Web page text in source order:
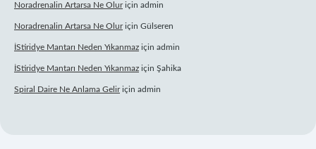
Noradrenalin Artarsa Ne Oluriçin admin
Noradrenalin Artarsa Ne Oluriçin Gülseren
İStiridye Mantarı Neden Yıkanmaz için admin
İStiridye Mantarı Neden Yıkanmaz için Şahika
Spiral Daire Ne Anlama Geliriçin admin